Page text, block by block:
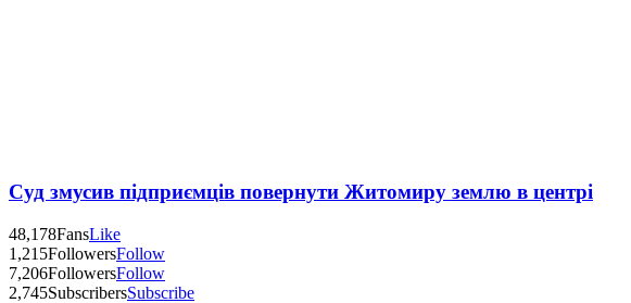
Суд змусив підприємців повернути Житомиру землю в центрі
48,178FansLike
1,215FollowersFollow
7,206FollowersFollow
2,745SubscribersSubscribe